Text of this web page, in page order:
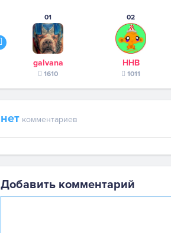
01
galvana
1610
02
ННВ
1011
нет комментариев
Добавить комментарий